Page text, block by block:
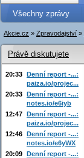
Všechny zprávy
Akcie.cz » Zpravodajství »
Právě diskutujete
20:33 Denní report -...:
paiza.io/projec...
20:33 Denní report -...:
notes.io/e6iyb
12:47 Denní report -...:
paiza.io/projec...
12:46 Denní report -...:
notes.io/e6yWX
20:09 Denní report -...: